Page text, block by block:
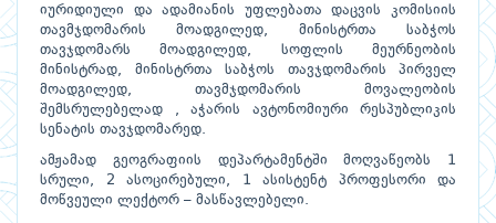
იურიდიული და ადამიანის უფლებათა დაცვის კომისიის
თავმჯდომარის მოადგილედ, მინისტრთა საბჭოს
თავჯდომარს მოადგილედ, სოფლის მეურნეობის
მინისტრად, მინისტრთა საბჭოს თავჯდომარის პირველ
მოადგილედ, თავმჯდომარის მოვალეობის
შემსრულებელად , აჭარის ავტონომიური რესპუბლიკის
სენატის თავჯდომარედ.
ამჟამად გეოგრაფიის დეპარტამენტში მოღვაწეობს 1
სრული, 2 ასოცირებული, 1 ასისტენტ პროფესორი და
მოწვეული ლექტორ – მასწავლებელი.